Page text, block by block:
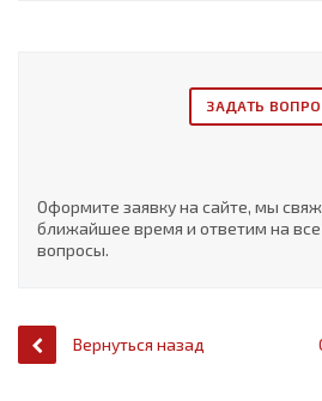
ЗАДАТЬ
Оформите заявку на сайте, мы
ближайшее время и ответим на
вопросы.
Вернуться назад